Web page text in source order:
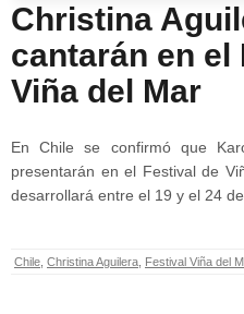
Christina
cantarán en el
Viña del Mar
En Chile se confirmó que
presentarán en el Festival de
desarrollará entre el 19 y el 24
Chile Christina Aguilera Festival Viña del